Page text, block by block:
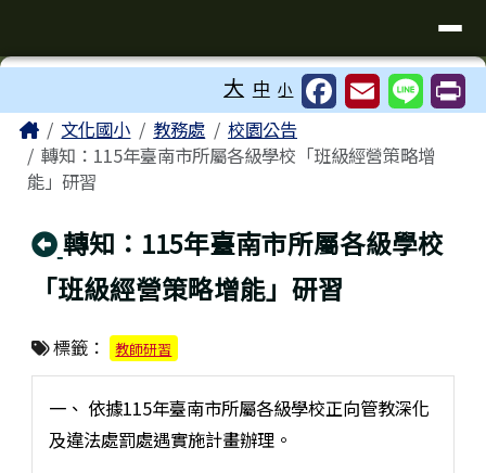
⏸
大 中 小
主內容區域
Home文化國小 教務處
校園公告
轉知：115年臺南市所屬各級學校「班級經營策略增
能」研習
回上頁
轉知：115年臺南市所屬各級學校
「班級經營策略增能」研習
標籤： 教師研習
一、 依據115年臺南市所屬各級學校正向管教深化
及違法處罰處遇實施計畫辦理。
頁尾區域